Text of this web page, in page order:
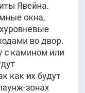
Явейна.
окна,
во двор.
с камином или
как их будут
зонах